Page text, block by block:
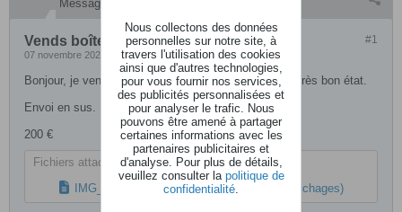
Messages:
#1
Vends boîte à rythme Korg DDD-5
07 novembre 2022, 19h10
Bonjour, je vends ma boîte à rythme Korg DDD-5 en très bon état.
Envoi en sus.​
200 €
Fichiers attachés
IMG_20221107_183949.jpg (91,1 Ko, 49 affichages)
Nous collectons des données
personnelles sur notre site, à
travers l'utilisation des cookies
ainsi que d'autres technologies,
pour vous fournir nos services,
des publicités personnalisées et
pour analyser le trafic. Nous
pouvons être amené à partager
certaines informations avec les
partenaires publicitaires et
d'analyse. Pour plus de détails,
veuillez consulter la politique de
confidentialité